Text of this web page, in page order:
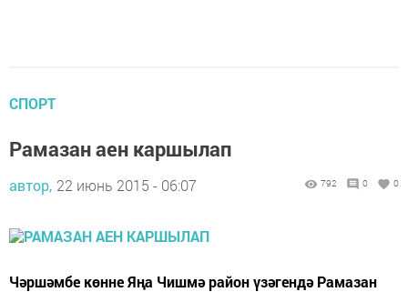
СПОРТ
Рамазан аен каршылап
автор, 22 июнь 2015 - 06:07 792 0 0
Чәршәмбе көнне Яңа Чишмә район үзәгендә Рамазан